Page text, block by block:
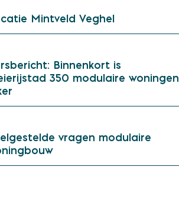
Mintveld Veghel
Binnenkort is
350 modulaire woningen
vragen modulaire